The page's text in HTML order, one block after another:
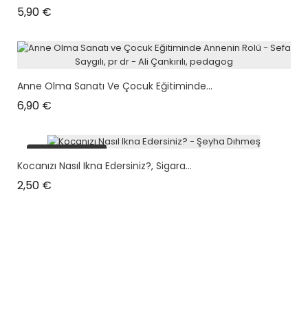
5,90 €
Anne Olma Sanatı Ve Çocuk Eğitiminde...
6,90 €
Kocanızı Nasıl Ikna Edersiniz?, Sigara...
2,50 €